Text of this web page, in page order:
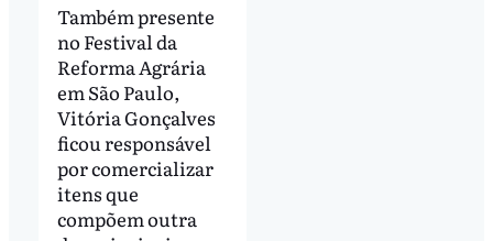
Também presente
no Festival da
Reforma Agrária
em São Paulo,
Vitória Gonçalves
ficou responsável
por comercializar
itens que
compõem outra